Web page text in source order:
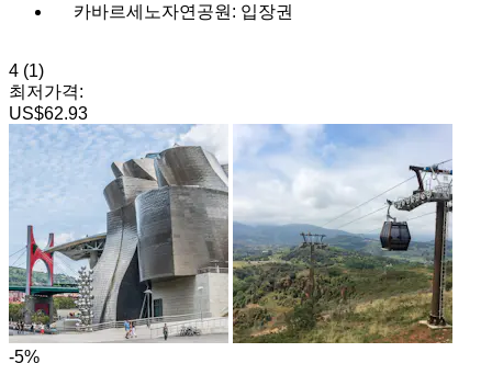
카바르세노자연공원: 입장권
4 (1)
최저가격:
US$62.93
-5%